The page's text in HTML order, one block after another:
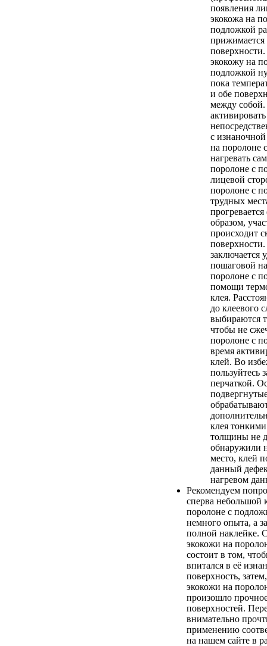
появления
экокожа на
подложкой
прижимается
экокожу на
подложкой
пока
и обе
между
с
на поролоне
нагревать
поролоне с
лицевой
поролоне с
трудных
образом,
происходит
заключается
пошаговой
поролоне с
помощи
клея.
до клеевого
выбираются
чтобы не
поролоне с
время
клей. Во
пользуйтесь
перчаткой.
клея
толщины не
обнаружили
место, клей
данный
нагревом
Рекомендуем
сперва небольшой
поролоне с
немного опыта, а
полной наклейке.
экокожи на
состоит в том,
впитался в её
поверхность,
экокожи на
произошло
поверхностей.
внимательно
применению
на нашем сайте в